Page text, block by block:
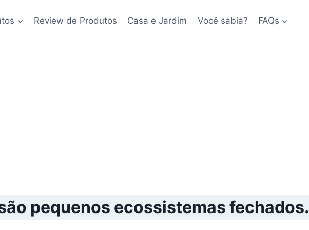
Review de Produtos Casa e Jardim Você sabia? FAQs
pequenos ecossistemas fechados.